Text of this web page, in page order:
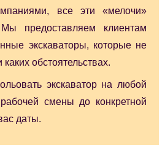
все эти «мелочи»
предоставляем клиентам
экскаваторы, которые не
обстоятельствах.
экскаватор на любой
смены до конкретной
даты.